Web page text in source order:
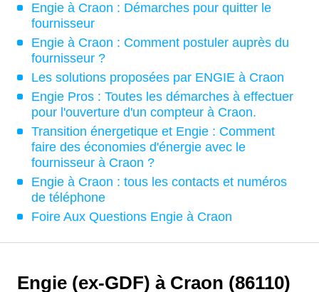
Engie à Craon : Démarches pour quitter le
fournisseur
Engie à Craon : Comment postuler auprès du
fournisseur ?
Les solutions proposées par ENGIE à Craon
Engie Pros : Toutes les démarches à effectuer
pour l'ouverture d'un compteur à Craon.
Transition énergetique et Engie : Comment
faire des économies d'énergie avec le
fournisseur à Craon ?
Engie à Craon : tous les contacts et numéros
de téléphone
Foire Aux Questions Engie à Craon
Engie (ex-GDF) à Craon (86110)